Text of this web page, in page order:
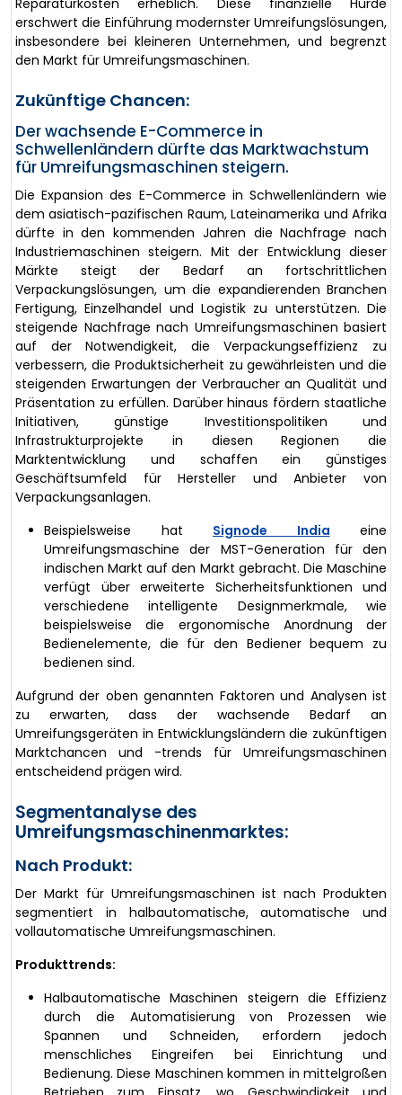
erschwert die Einführung modernster Umreifungslösungen,
insbesondere bei kleineren Unternehmen, und begrenzt
den Markt für Umreifungsmaschinen.
Zukünftige Chancen:
Der wachsende E-Commerce in
Schwellenländern dürfte das Marktwachstum
für Umreifungsmaschinen steigern.
Die Expansion des E-Commerce in Schwellenländern wie
dem asiatisch-pazifischen Raum, Lateinamerika und Afrika
dürfte in den kommenden Jahren die Nachfrage nach
Industriemaschinen steigern. Mit der Entwicklung dieser
Märkte steigt der Bedarf an fortschrittlichen
Verpackungslösungen, um die expandierenden Branchen
Fertigung, Einzelhandel und Logistik zu unterstützen. Die
steigende Nachfrage nach Umreifungsmaschinen basiert
auf der Notwendigkeit, die Verpackungseffizienz zu
verbessern, die Produktsicherheit zu gewährleisten und die
steigenden Erwartungen der Verbraucher an Qualität und
Präsentation zu erfüllen. Darüber hinaus fördern staatliche
Initiativen, günstige Investitionspolitiken und
Infrastrukturprojekte in diesen Regionen die
Marktentwicklung und schaffen ein günstiges
Geschäftsumfeld für Hersteller und Anbieter von
Verpackungsanlagen.
Beispielsweise hat Signode India eine
Umreifungsmaschine der MST-Generation für den
indischen Markt auf den Markt gebracht. Die Maschine
verfügt über erweiterte Sicherheitsfunktionen und
verschiedene intelligente Designmerkmale, wie
beispielsweise die ergonomische Anordnung der
Bedienelemente, die für den Bediener bequem zu
bedienen sind.
Aufgrund der oben genannten Faktoren und Analysen ist
zu erwarten, dass der wachsende Bedarf an
Umreifungsgeräten in Entwicklungsländern die zukünftigen
Marktchancen und -trends für Umreifungsmaschinen
entscheidend prägen wird.
Segmentanalyse des
Umreifungsmaschinenmarktes:
Nach Produkt:
Der Markt für Umreifungsmaschinen ist nach Produkten
segmentiert in halbautomatische, automatische und
vollautomatische Umreifungsmaschinen.
Produkttrends:
Halbautomatische Maschinen steigern die Effizienz
durch die Automatisierung von Prozessen wie
Spannen und Schneiden, erfordern jedoch
menschliches Eingreifen bei Einrichtung und
Bedienung. Diese Maschinen kommen in mittelgroßen